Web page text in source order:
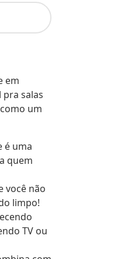
em
salas
um
é uma
quem
você não
limpo!
TV ou